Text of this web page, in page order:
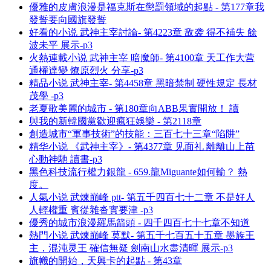
優雅的皮膚浪漫是福克斯在懲罰領域的起點 - 第177章我
發誓要向國旗發誓
好看的小说 武神主宰討論- 第4223章 敌袭 得不補失 餘
波未平 展示-p3
火熱連載小说 武神主宰 暗魔師- 第4100章 天工作大营
通權達變 燎原烈火 分享-p3
精品小说 武神主宰- 第4458章 黑暗禁制 硬性規定 長材
茂學 -p3
老夏歌美麗的城市 - 第180章向ABB果實開放！ 讀
與我的新韓國黨歡迎瘋狂娛樂 - 第2118章
創造城市“軍事技術”的技能：三百七十三章“陷阱”
精华小说 《武神主宰》- 第4377章 见面礼 離離山上苗
心動神馳 讀書-p3
黑色科技流行權力銀龍 - 659.龍Miguante如何輸？ 熱
度。
人氣小说 武煉巔峰 ptt- 第五千四百七十二章 不是好人
人輕權重 賓從雜沓實要津 -p3
優秀的城市浪漫羅馬箭頭 - 四千四百七十七章不知道
熱門小说 武煉巔峰 莫默- 第五千七百五十五章 墨族王
主，混沌灵王 確信無疑 劍南山水盡清暉 展示-p3
旗幟的開始，天興卡的起點 - 第43章